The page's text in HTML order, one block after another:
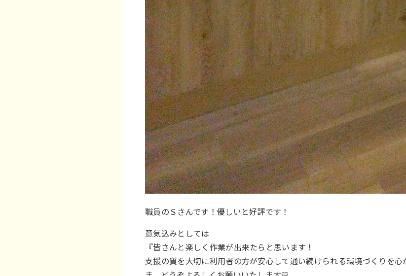
職員のＳさんです！優しいと好評です！
意気込みとしては
『皆さんと楽しく作業が出来たらと思います！
支援の質を大切に利用者の方が安心して通い続けられる環境づくりを